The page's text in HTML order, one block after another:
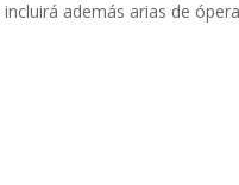
además arias de